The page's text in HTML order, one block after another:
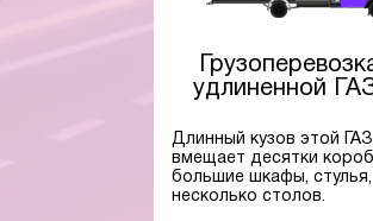
удлиненной
Длинный кузов этой
вмещает десятки
большие шкафы, стулья,
несколько столов.